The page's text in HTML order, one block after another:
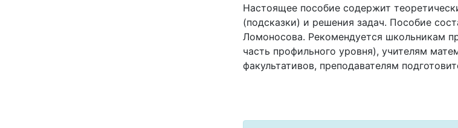
Настоящее пособие содержит
(подсказки) и решения задач. Пособие
Ломоносова. Рекомендуется школьникам
часть профильного уровня), учителям
факультативов, преподавателям